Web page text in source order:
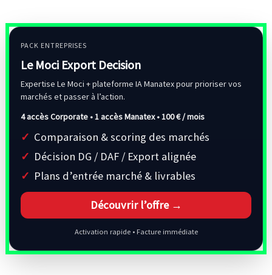
PACK ENTREPRISES
Le Moci Export Decision
Expertise Le Moci + plateforme IA Manatex pour prioriser vos
marchés et passer à l’action.
4 accès Corporate • 1 accès Manatex •100 € / mois
Comparaison & scoring des marchés
Décision DG / DAF / Export alignée
Plans d’entrée marché & livrables
Découvrir l’offre →
Activation rapide • Facture immédiate